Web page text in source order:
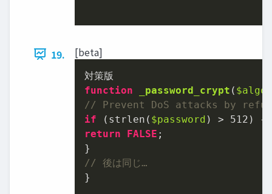
19. [beta]
function
_password_crypt ( $algo
// Prevent DoS attacks by
if (strlen( $password ) > 512
return
FALSE ;
// 後は同じ…
}